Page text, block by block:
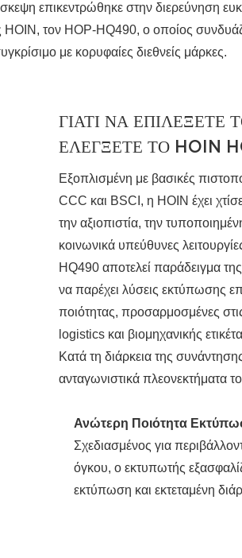
επικεντρώθηκε στην διερεύνηση
τον HOP-HQ490, ο οποίος
με κορυφαίες διεθνείς μάρκες.
ΓΙΑΤΊ ΝΑ ΕΠΙΛΈΞΕΤΕ
ΕΛΈΓΞΕΤΕ ΤΟ HOIN
Εξοπλισμένη με βασικές
CCC και BSCI, η HOIN έχει
την αξιοπιστία, την
κοινωνικά υπεύθυνες
HQ490 αποτελεί παράδειγμα
να παρέχει λύσεις εκτύπωσης
ποιότητας, προσαρμοσμένες
logistics και βιομηχανικής
Κατά τη διάρκεια της
ανταγωνιστικά πλεονεκτήματα
Ανώτερη Ποιότητα
Σχεδιασμένος για
όγκου, ο εκτυπωτής
εκτύπωση και εκτεταμένη